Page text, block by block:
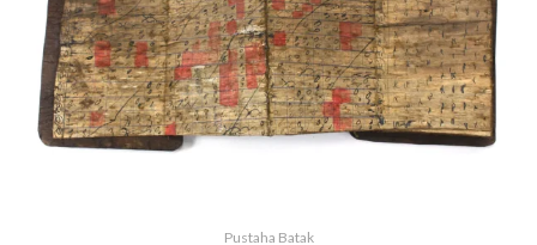
Pustaha Batak